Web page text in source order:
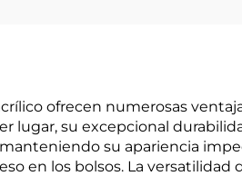
ofrecen numerosas
lugar, su excepcional
su apariencia
en los bolsos. La